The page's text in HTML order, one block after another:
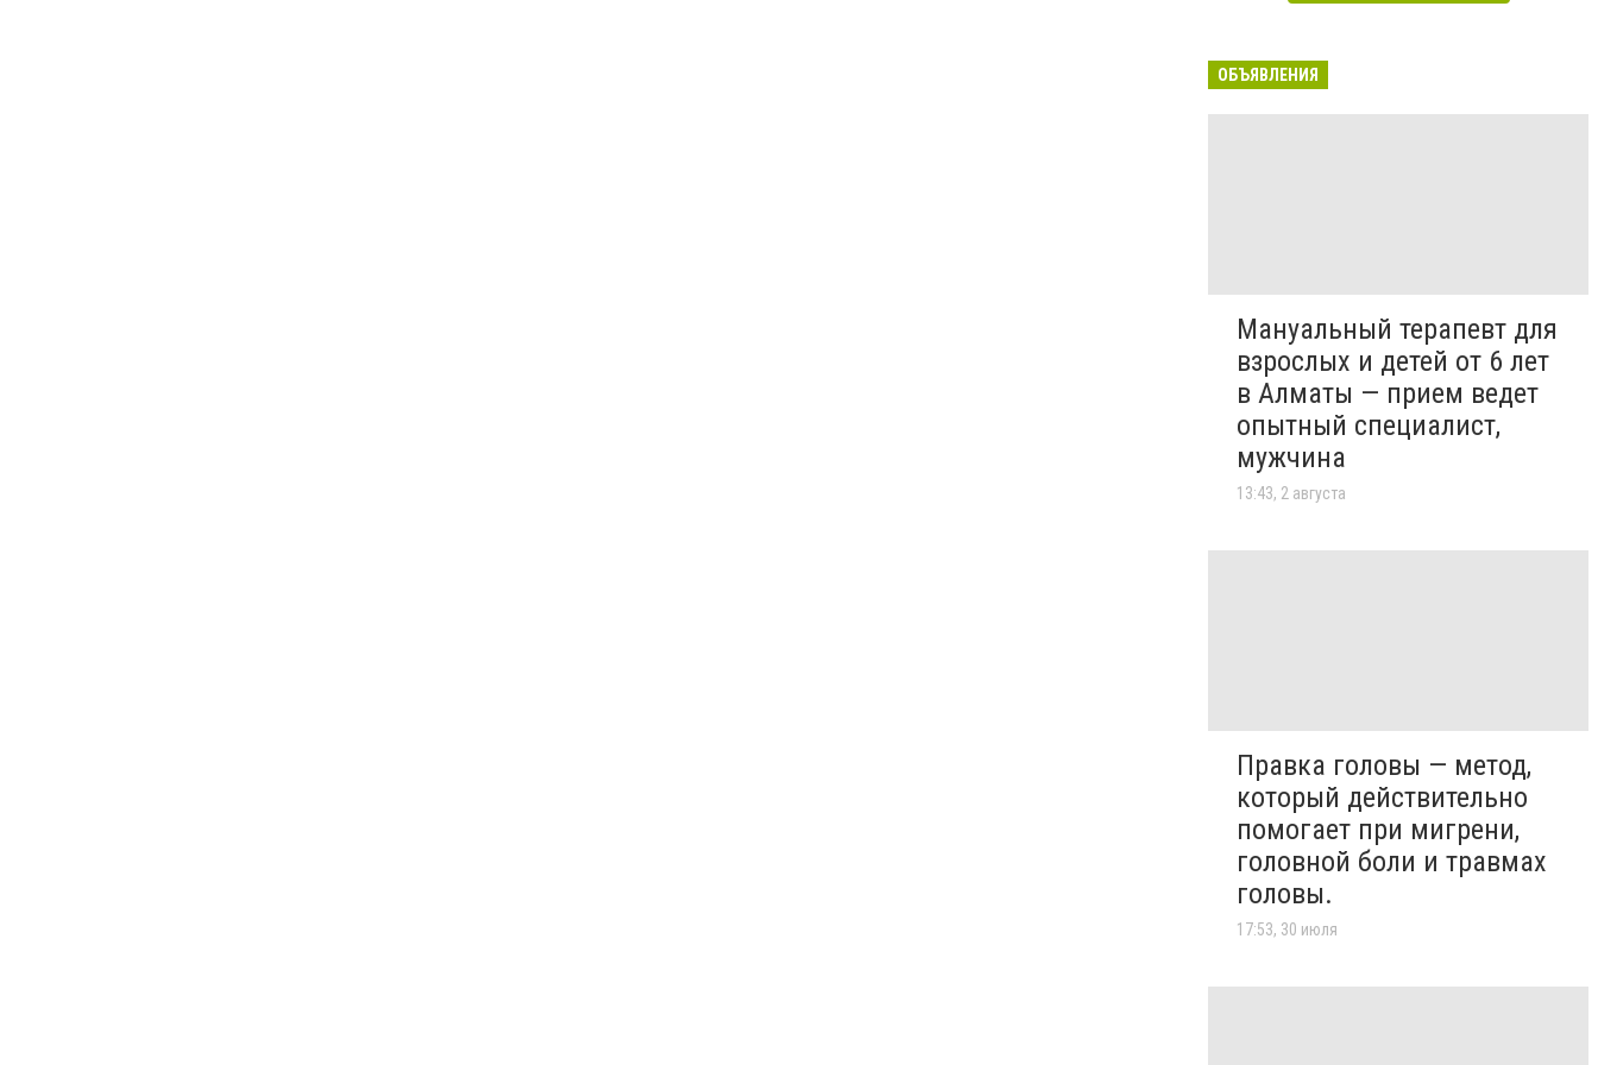
ОБЪЯВЛЕНИЯ
Мануальный терапевт для
взрослых и детей от 6 лет
в Алматы — прием ведет
опытный специалист,
мужчина
13:43, 2 августа
Правка головы — метод,
который действительно
помогает при мигрени,
головной боли и травмах
головы.
17:53, 30 июля